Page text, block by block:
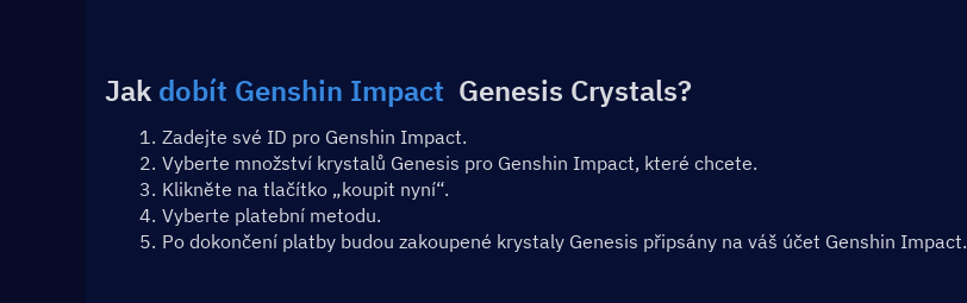
Jak dobít Genshin Impact
  Genesis Crystals?
Zadejte své ID pro Genshin Impact.
Vyberte množství krystalů Genesis pro Genshin Impact, které chcete.
Klikněte na tlačítko „koupit nyní“.
Vyberte platební metodu.
Po dokončení platby budou zakoupené krystaly Genesis připsány na váš účet Genshin Impact.